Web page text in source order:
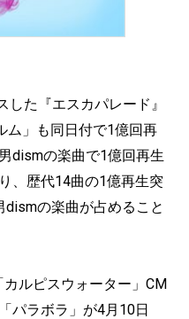
た『エスカパレード』
ム」も同日付で1億回再
dismの楽曲で1億回再生
、歴代14曲の1億再生突
の楽曲が占めること
ルピスウォーター」CM
パラボラ」が4月10日